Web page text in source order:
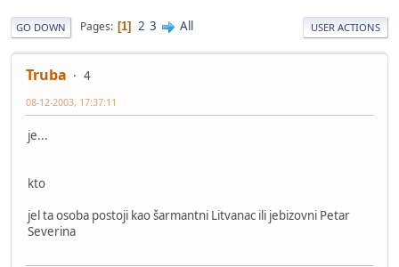
GO DOWN Pages 1 2 3 All USER ACTIONS
Truba 4
08-12-2003, 17:37:11
je...
kto
jel ta osoba postoji kao šarmantni Litvanac ili jebizovni Petar
Severina